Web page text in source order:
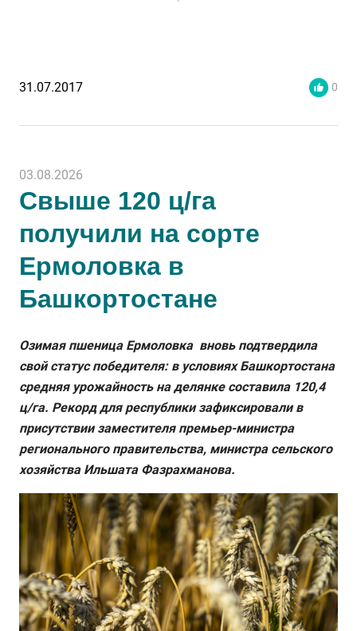
31.07.2017 0
03.08.2026
Свыше 120 ц/га
получили на сорте
Ермоловка в
Башкортостане
Озимая пшеница Ермоловка вновь подтвердила
свой статус победителя: в условиях Башкортостана
средняя урожайность на делянке составила 120,4
ц/га. Рекорд для республики зафиксировали в
присутствии заместителя премьер-министра
регионального правительства, министра сельского
хозяйства Ильшата Фазрахманова.